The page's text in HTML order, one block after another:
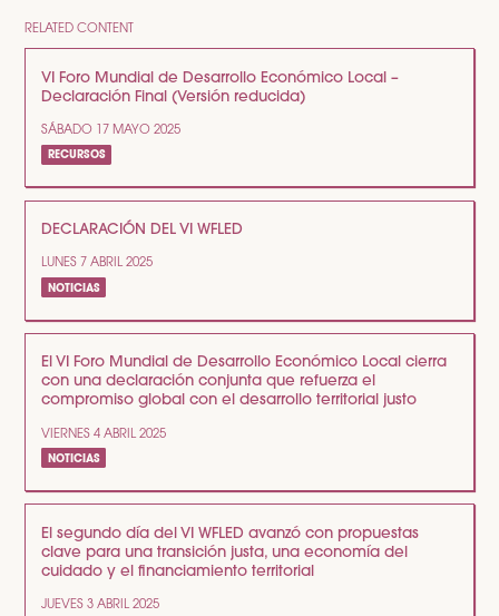
RELATED CONTENT
VI Foro Mundial de Desarrollo Económico Local –
Declaración Final (Versión reducida)
SÁBADO 17 MAYO 2025
RECURSOS
DECLARACIÓN DEL VI WFLED
LUNES 7 ABRIL 2025
NOTICIAS
El VI Foro Mundial de Desarrollo Económico Local cierra
con una declaración conjunta que refuerza el
compromiso global con el desarrollo territorial justo
VIERNES 4 ABRIL 2025
NOTICIAS
El segundo día del VI WFLED avanzó con propuestas
clave para una transición justa, una economía del
cuidado y el financiamiento territorial
JUEVES 3 ABRIL 2025